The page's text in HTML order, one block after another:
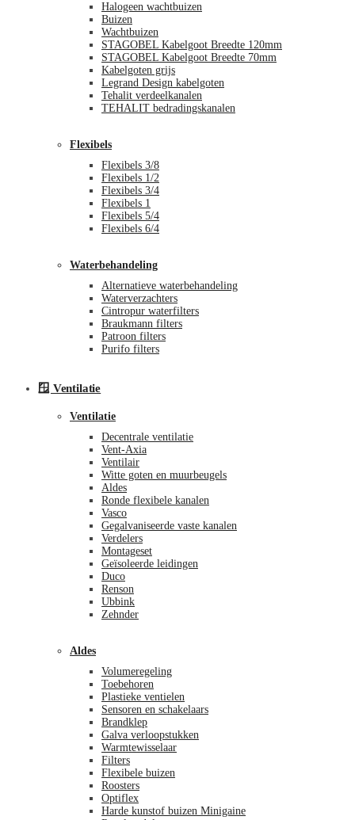
Halogeen wachtbuizen
Buizen
Wachtbuizen
STAGOBEL Kabelgoot Breedte 120mm
STAGOBEL Kabelgoot Breedte 70mm
Kabelgoten grijs
Legrand Design kabelgoten
Tehalit verdeelkanalen
TEHALIT bedradingskanalen
Flexibels
Flexibels 3/8
Flexibels 1/2
Flexibels 3/4
Flexibels 1
Flexibels 5/4
Flexibels 6/4
Waterbehandeling
Alternatieve waterbehandeling
Waterverzachters
Cintropur waterfilters
Braukmann filters
Patroon filters
Purifo filters
🪟 Ventilatie
Ventilatie
Decentrale ventilatie
Vent-Axia
Ventilair
Witte goten en muurbeugels
Aldes
Ronde flexibele kanalen
Vasco
Gegalvaniseerde vaste kanalen
Verdelers
Montageset
Geïsoleerde leidingen
Duco
Renson
Ubbink
Zehnder
Aldes
Volumeregeling
Toebehoren
Plastieke ventielen
Sensoren en schakelaars
Brandklep
Galva verloopstukken
Warmtewisselaar
Filters
Flexibele buizen
Roosters
Optiflex
Harde kunstof buizen Minigaine